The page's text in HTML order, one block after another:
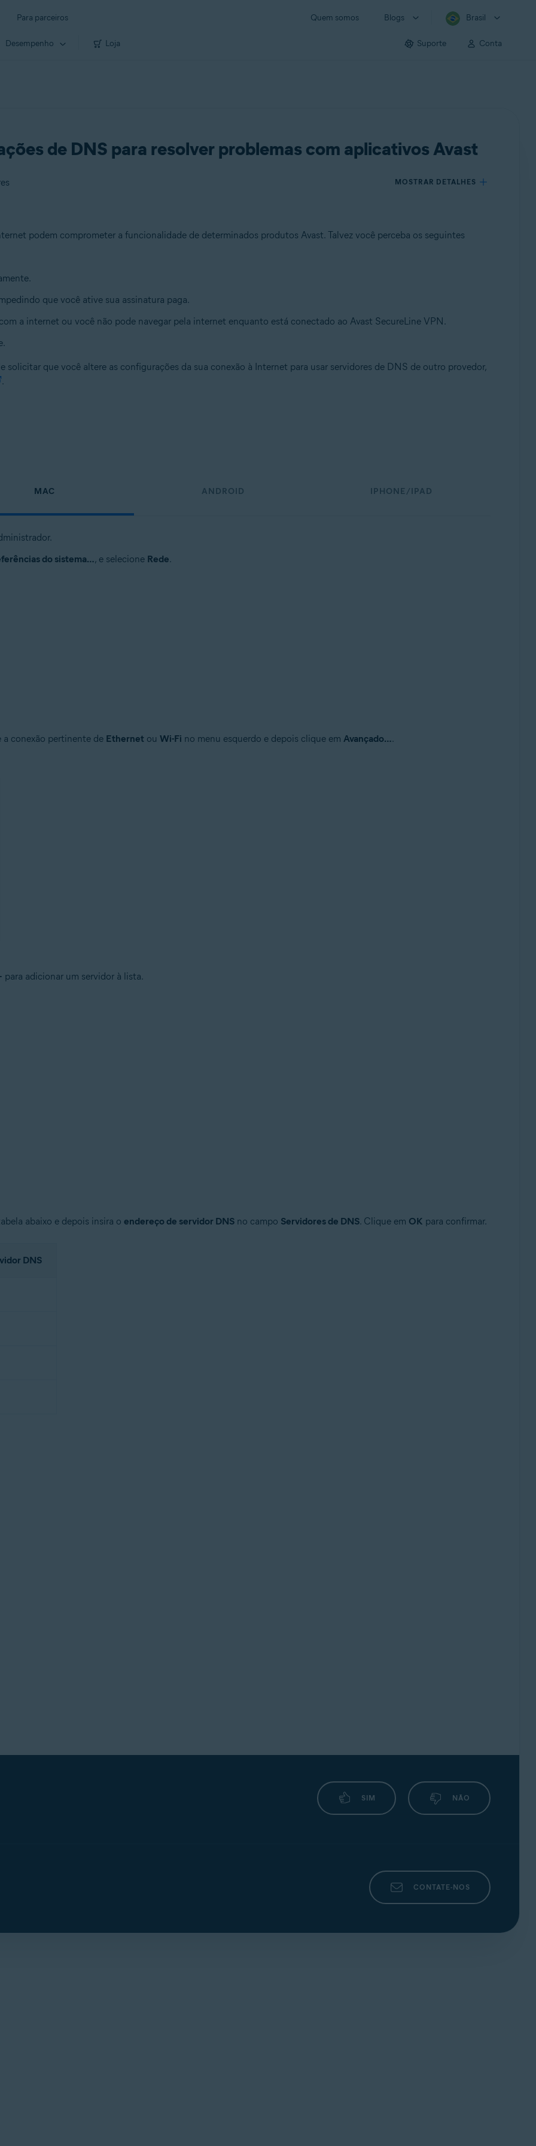
Para parceiros Quem somos Blogs Brasil
Desempenho Loja Suporte Conta
de DNS para resolver problemas com aplicativos Avast
MOSTRAR DETALHES
podem comprometer a funcionalidade de determinados produtos Avast. Talvez você perceba os seguintes
que você ative sua assinatura paga.
a internet ou você não pode navegar pela internet enquanto está conectado ao Avast SecureLine VPN.
solicitar que você altere as configurações da sua conexão à Internet para usar servidores de DNS de outro provedor,
.
MAC ANDROID IPHONE/IPAD
do sistema…, e selecione Rede.
conexão pertinente de Ethernet ou Wi-Fi no menu esquerdo e depois clique em Avançado….
para adicionar um servidor à lista.
abaixo e depois insira o endereço de servidor DNSno campo Servidores de DNS. Clique em OK para confirmar.
DNS
SIM NÃO
CONTATE-NOS